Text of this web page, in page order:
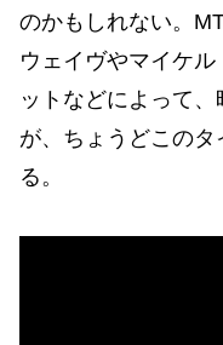
のかもしれない。
ウェイヴやマイケ
ットなどによって
が、ちょうどこの
る。